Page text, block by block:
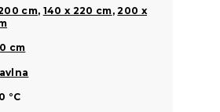
cm, 140 x 220 cm,200 x
cm
°C